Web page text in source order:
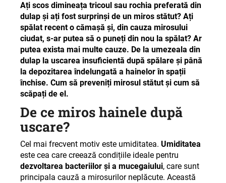
Ați scos dimineața tricoul sau rochia preferată din
dulap și ați fost surprinși de un miros stătut? Ați
spălat recent o cămașă și, din cauza mirosului
ciudat, s-ar putea să o puneți din nou la spălat? Ar
putea exista mai multe cauze. De la umezeala din
dulap la uscarea insuficientă după spălare și până
la depozitarea îndelungată a hainelor în spații
închise. Cum să preveniți mirosul stătut și cum să
scăpați de el.
De ce miros hainele după
uscare?
Cel mai frecvent motiv este umiditatea. Umiditatea
este cea care creează condițiile ideale pentru
dezvoltarea bacteriilor și a mucegaiului, care sunt
principala cauză a mirosurilor neplăcute. Această